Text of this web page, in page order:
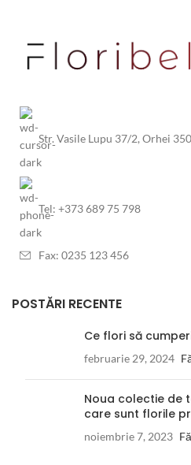
Str. Vasile Lupu 37/2, Orhei
Tel: +373 689 75 798
Fax: 0235 123 456
POSTĂRI RECENTE
Ce flori să
februarie 29, 2024
Noua colectie de
care sunt florile
noiembrie 7, 2023